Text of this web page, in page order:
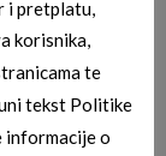
i pretplatu,
korisnika,
te
tekst Politike
o